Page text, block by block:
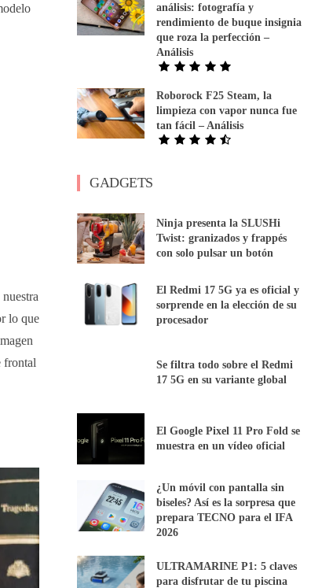
lo que
frontal
análisis: fotografía y
rendimiento de buque insignia
que roza la perfección –
Análisis
Roborock F25 Steam, la
limpieza con vapor nunca fue
tan fácil – Análisis
GADGETS
Ninja presenta la SLUSHi
Twist: granizados y frappés
con solo pulsar un botón
El Redmi 17 5G ya es oficial y
sorprende en la elección de su
procesador
Se filtra todo sobre el Redmi
17 5G en su variante global
El Google Pixel 11 Pro Fold se
muestra en un vídeo oficial
¿Un móvil con pantalla sin
biseles? Así es la sorpresa que
prepara TECNO para el IFA
2026
ULTRAMARINE P1: 5 claves
para disfrutar de tu piscina